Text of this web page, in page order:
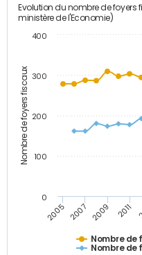
Nombre de foyers fiscaux
Evolution du nombre de foyers
ministère de l'Economie)
Nombre de
Nombre de
2005 2007 2009 2011
0
100
200
300
400